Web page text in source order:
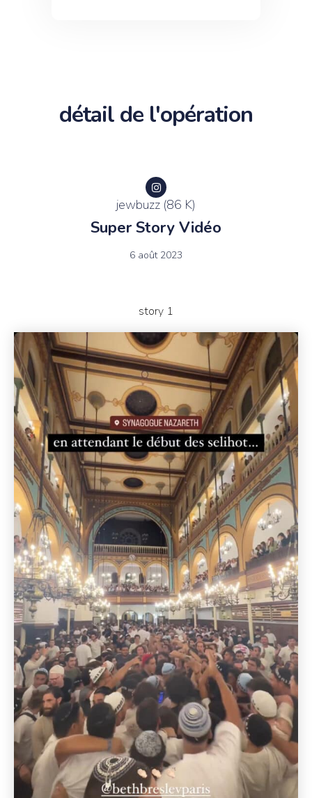
détail de l'opération
jewbuzz (86 K)
Super Story Vidéo
6 août 2023
story 1